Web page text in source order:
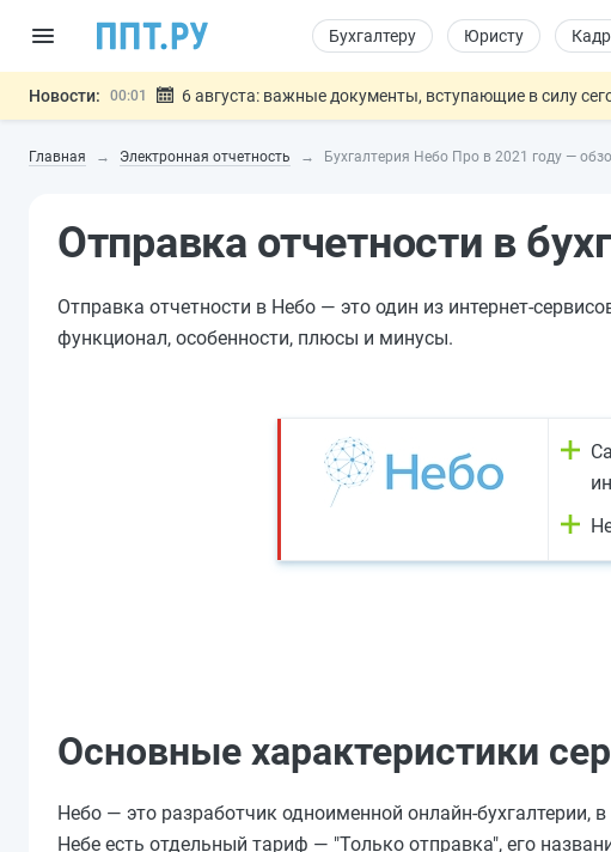
Бухгалтеру Юристу
Новости: 00:01 6 августа: важные документы, вступающие в силу
05.08 Мигрантам с судимостью запретят получать ВНЖ и
Подписан закон об упрощении госзакупок по
Главная Электронная отчетность Бухгалтерия Небо Про в 2021 году —
Отправка отчетности в
Отправка отчетности в Небо — это один из интернет-
функционал, особенности, плюсы и минусы.
Основные характеристики
Небо — это разработчик одноименной онлайн-бухгалтерии,
Небе есть отдельный тариф — "Только отправка", его